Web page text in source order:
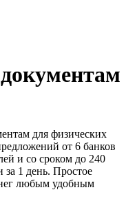
для физических
от 6 банков
и со сроком до 240
за 1 день. Простое
любым удобным